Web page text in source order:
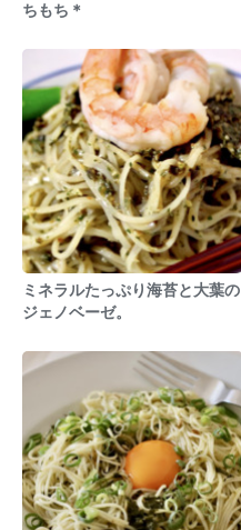
ちもち＊
ミネラルたっぷり海苔と大葉の
ジェノベーゼ。